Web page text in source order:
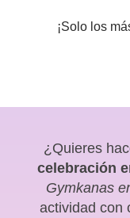
¡Solo los
¿Quieres
celebración
Gymkanas
actividad con